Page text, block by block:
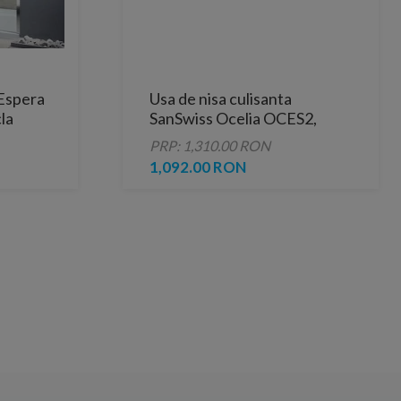
Usa de nisa culisanta
SanSwiss Ocelia OCES2,
120xH190 cm
PRP: 1,310.00 RON
1,092.00 RON